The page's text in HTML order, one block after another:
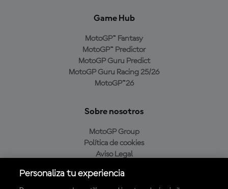
Game Hub
MotoGP™ Fantasy
MotoGP™ Predictor
MotoGP Guru Predict
MotoGP Guru Racing 25/26
MotoGP™26
Sobre nosotros
MotoGP Group
Política de cookies
Aviso Legal
Política de compra
Personaliza tu experiencia